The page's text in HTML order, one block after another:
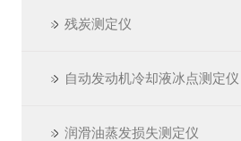
残炭测定仪
自动发动机冷却液冰点测定仪
润滑油蒸发损失测定仪